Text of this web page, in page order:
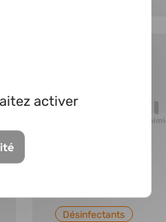
Désinfectants
activer